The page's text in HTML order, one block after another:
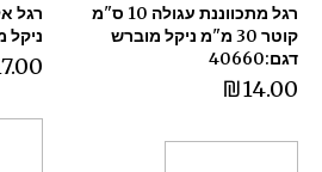
רגל מתכווננת עגולה 10 ס"מ
קוטר 30 מ"מ ניקל מוברש
דגם:40660
₪14.00
ניקל מט